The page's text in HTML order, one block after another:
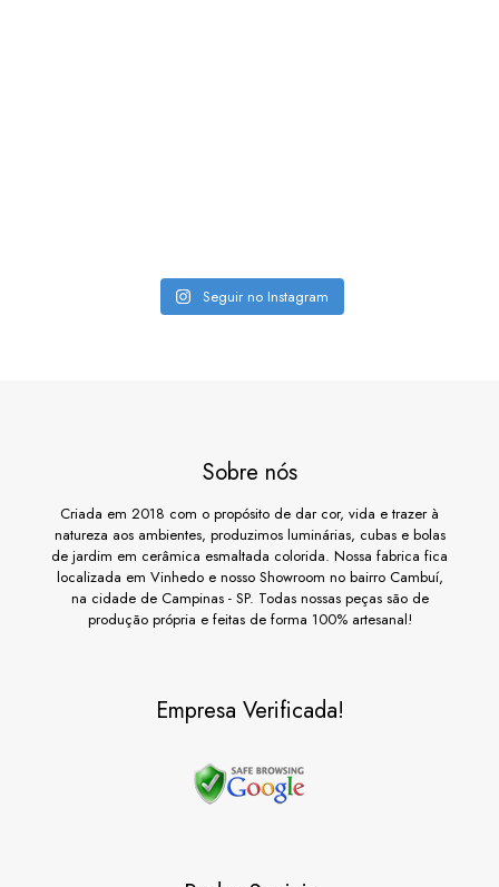
Seguir no Instagram
Sobre nós
Criada em 2018 com o propósito de dar cor, vida e trazer à
natureza aos ambientes, produzimos luminárias, cubas e bolas
de jardim em cerâmica esmaltada colorida. Nossa fabrica fica
localizada em Vinhedo e nosso Showroom no bairro Cambuí,
na cidade de Campinas - SP. Todas nossas peças são de
produção própria e feitas de forma 100% artesanal!
Empresa Verificada!